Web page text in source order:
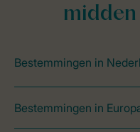
Bestemmingen in
Bestemmingen in